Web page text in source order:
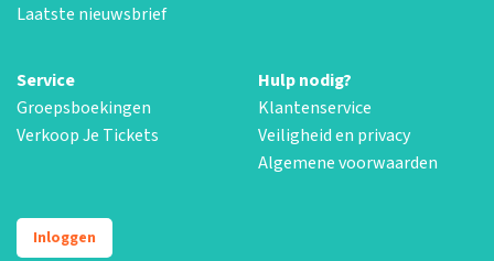
Laatste nieuwsbrief
Service
Groepsboekingen
Verkoop Je Tickets
Hulp nodig?
Klantenservice
Veiligheid en privacy
Algemene voorwaarden
Inloggen